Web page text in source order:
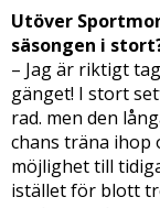
Utöver
säsongen i
– Jag är riktigt
gänget! I stort
rad. men den
chans träna ihop
möjlighet till
istället för blott